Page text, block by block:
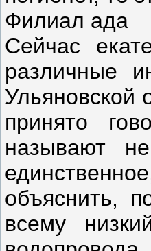
Филиал ада
Сейчас
различные
Ульяновской
принято
называют
объяснить,
всему